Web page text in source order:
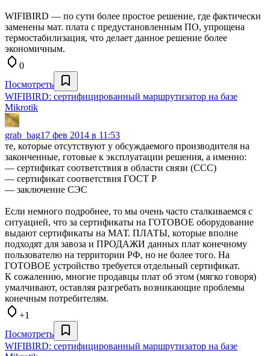
WIFIBIRD — по сути более простое решение, где фактически
заменены мат. плата с предустановленным ПО, упрощена
термостабилизация, что делает данное решение более
экономичным.
0
Посмотреть
WIFIBIRD: сертифицированный маршрутизатор на базе
Mikrotik
grab_bag17 фев 2014 в 11:53
те, которые отсутствуют у обсуждаемого производителя на
законченные, готовые к эксплуатации решения, а именно:
— сертификат соответствия в области связи (ССС)
— сертификат соответствия ГОСТ Р
— заключение СЭС
Если немного подробнее, то мы очень часто сталкиваемся с
ситуацией, что за сертификаты на ГОТОВОЕ оборудование
выдают сертификаты на МАТ. ПЛАТЫ, которые вполне
подходят для завоза и ПРОДАЖИ данных плат конечному
пользователю на территории РФ, но не более того. На
ГОТОВОЕ устройство требуется отдельный сертификат.
К сожалению, многие продавцы плат об этом (мягко говоря)
умалчивают, оставляя разгребать возникающие проблемы
конечным потребителям.
+1
Посмотреть
WIFIBIRD: сертифицированный маршрутизатор на базе